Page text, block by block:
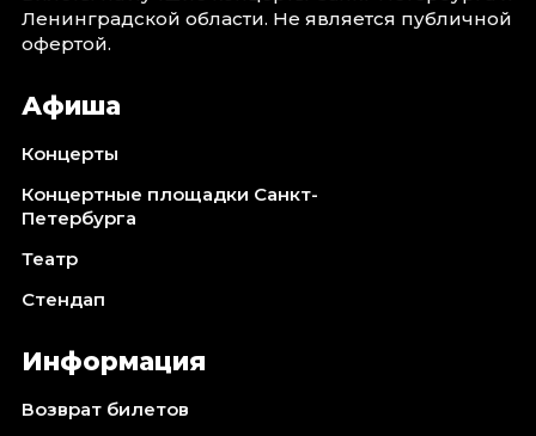
Ленинградской области. Не является публичной
офертой.
Афиша
Концерты
Концертные площадки Санкт-
Петербурга
Театр
Стендап
Информация
Возврат билетов